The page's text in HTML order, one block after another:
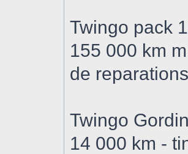
Twingo pack
155 000 km
de
Twingo
14 000 km -